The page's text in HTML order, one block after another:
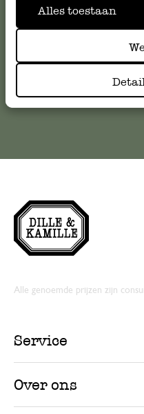
Alles toestaan
klantenservice@dille-
Online Klantenservice
Alle genoemde prijzen zijn
Service
Over ons